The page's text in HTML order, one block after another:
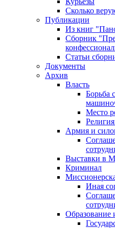
Сколько
Публикации
Из книг
Сборник
Статьи
Документы
Архив
Власть
Борьба
Место
Армия и
Выставки в
Криминал
Иная
Образование